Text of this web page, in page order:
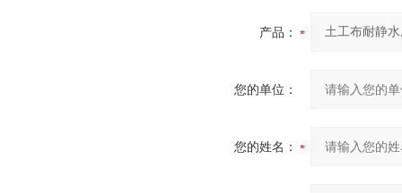
产品：
您的单位：
您的姓名：